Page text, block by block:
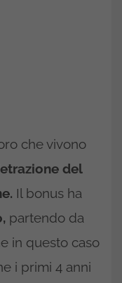
che vivono
del
Il bonus ha
partendo da
in questo caso
i primi 4 anni